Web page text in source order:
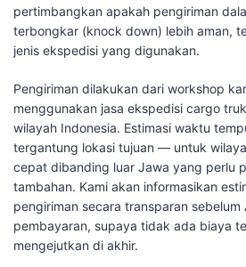
pertimbangkan apakah pengiriman
terbongkar (knock down) lebih aman,
jenis ekspedisi yang digunakan.
Pengiriman dilakukan dari workshop
menggunakan jasa ekspedisi cargo
wilayah Indonesia. Estimasi waktu
tergantung lokasi tujuan — untuk
cepat dibanding luar Jawa yang perlu
tambahan. Kami akan informasikan
pengiriman secara transparan sebelum
pembayaran, supaya tidak ada biaya
mengejutkan di akhir.